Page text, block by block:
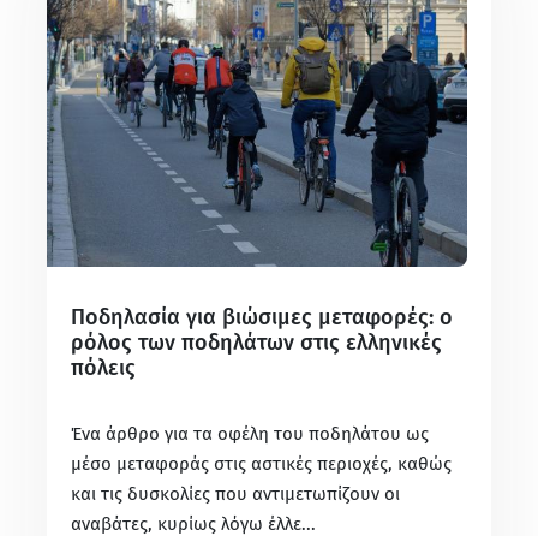
Ποδηλασία για βιώσιμες μεταφορές: ο
ρόλος των ποδηλάτων στις ελληνικές
πόλεις
Ένα άρθρο για τα οφέλη του ποδηλάτου ως
μέσο μεταφοράς στις αστικές περιοχές, καθώς
και τις δυσκολίες που αντιμετωπίζουν οι
αναβάτες, κυρίως λόγω έλλε...